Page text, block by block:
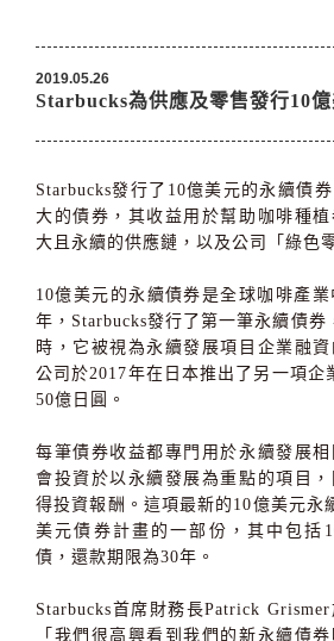
2019.05.26
Starbucks為供應及零售發行10
Starbucks發行了 10億美元的永續債
大的債券，其收益用於幫助咖啡種
大且永續的供應鏈，以及公司「綠色
10億美元的永續債券是全球咖啡產業
年， Starbucks發行了第一筆永續債券
時，它被視為永續發展項目企業融
公司於2017年在日本推出了另一項企
50億日圓。
每筆債券收益都專門用於永續發展
會投資於以永續發展為重點的項目
得投資報酬。這項最新的 10億美元永
美元債券計畫的一部份，其中包括
債，還款期限為30年。
Starbucks首席財務長Patrick Grismer
「我們很高興看到我們的新永續債